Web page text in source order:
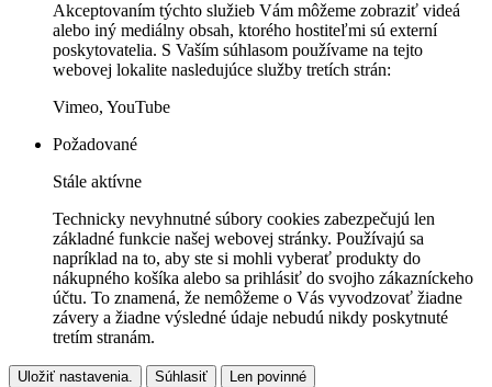
Akceptovaním týchto služieb Vám môžeme zobraziť videá
alebo iný mediálny obsah, ktorého hostiteľmi sú externí
poskytovatelia. S Vaším súhlasom používame na tejto
webovej lokalite nasledujúce služby tretích strán:
Vimeo, YouTube
Požadované
Stále aktívne
Technicky nevyhnutné súbory cookies zabezpečujú len
základné funkcie našej webovej stránky. Používajú sa
napríklad na to, aby ste si mohli vyberať produkty do
nákupného košíka alebo sa prihlásiť do svojho zákazníckeho
účtu. To znamená, že nemôžeme o Vás vyvodzovať žiadne
závery a žiadne výsledné údaje nebudú nikdy poskytnuté
tretím stranám.
Uložiť nastavenia. Súhlasiť Len povinné